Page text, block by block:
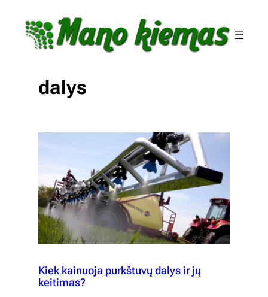
turinio
dalys
Kiek kainuoja purkštuvų dalys ir jų
keitimas?